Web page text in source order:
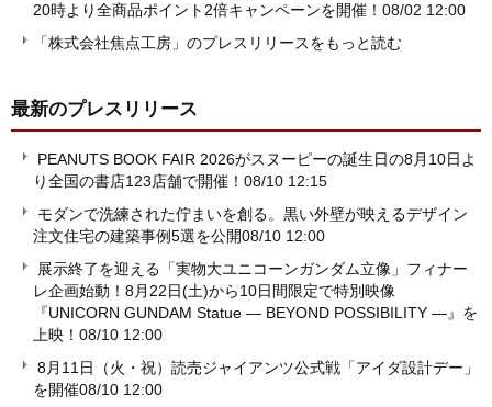
20時より全商品ポイント2倍キャンペーンを開催！ 08/02 12:00
「株式会社焦点工房」のプレスリリースをもっと読む
最新のプレスリリース
PEANUTS BOOK FAIR 2026がスヌーピーの誕生日の8月10日よ
り全国の書店123店舗で開催！ 08/10 12:15
モダンで洗練された佇まいを創る。黒い外壁が映えるデザイン
注文住宅の建築事例5選を公開08/10 12:00
展示終了を迎える「実物大ユニコーンガンダム立像」フィナー
レ企画始動！8月22日(土)から10日間限定で特別映像
『UNICORN GUNDAM Statue ― BEYOND POSSIBILITY ―』を
上映！ 08/10 12:00
8月11日（火・祝）読売ジャイアンツ公式戦「アイダ設計デー」
を開催08/10 12:00